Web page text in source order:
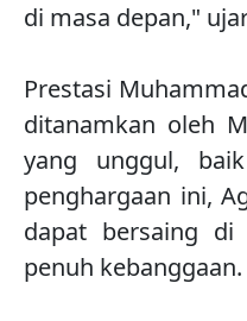
di masa depan,"
Prestasi
ditanamkan oleh
yang unggul,
penghargaan ini,
dapat bersaing di
penuh kebanggaan.